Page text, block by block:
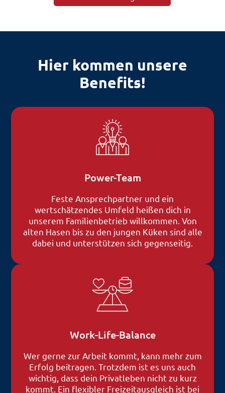
Hier kommen unsere
Benefits!
Power-Team
Feste Ansprechpartner und ein
wertschätzendes Umfeld heißen dich in
unserem Familienbetrieb willkommen. Von
alten Hasen bis zu den jungen Küken sind alle
dabei und unterstützen sich gegenseitig.
Work-Life-Balance
Wer gerne zur Arbeit kommt, kann mehr zum
Erfolg beitragen. Trotzdem ist es uns auch
wichtig, dass dein Privatleben nicht zu kurz
kommt. Ein flexibler Freizeitausgleich ist bei